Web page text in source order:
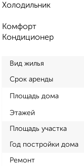
Холодильник
Комфорт
Кондиционер
Вид жилья
Срок аренды
Площадь дома
Этажей
Площадь участка
Год постройки дома
Ремонт